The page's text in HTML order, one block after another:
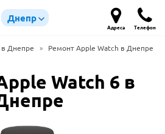
Днепр
Адреса Телефон
Днепре »
Ремонт Apple Watch в Днепре
Watch 6 в